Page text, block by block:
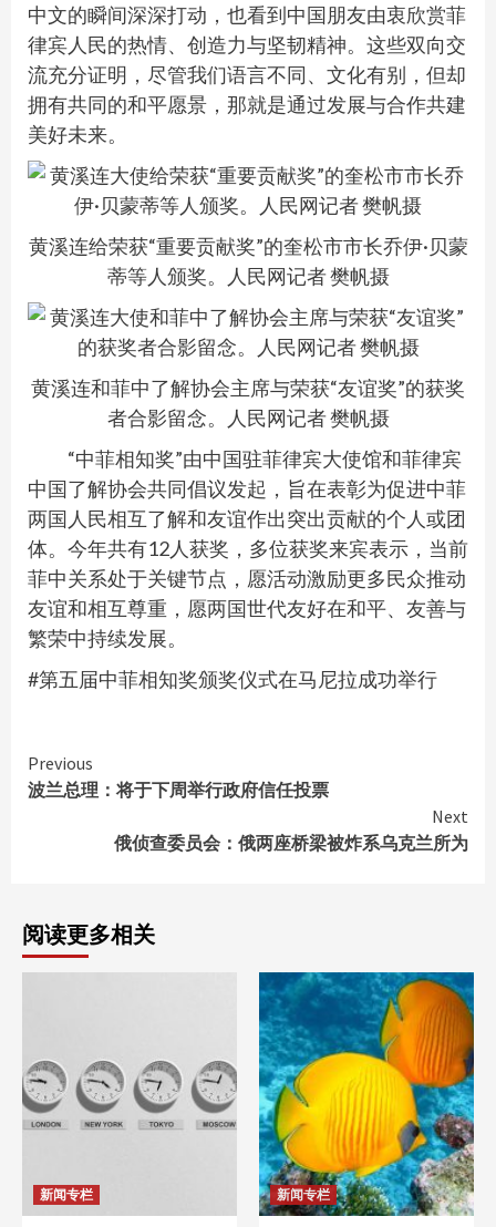
中文的瞬间深深打动，也看到中国朋友由衷欣赏菲
律宾人民的热情、创造力与坚韧精神。这些双向交
流充分证明，尽管我们语言不同、文化有别，但却
拥有共同的和平愿景，那就是通过发展与合作共建
美好未来。
黄溪连给荣获“重要贡献奖”的奎松市市长乔伊·贝蒙
蒂等人颁奖。人民网记者 樊帆摄
黄溪连和菲中了解协会主席与荣获“友谊奖”的获奖
者合影留念。人民网记者 樊帆摄
“中菲相知奖”由中国驻菲律宾大使馆和菲律宾
中国了解协会共同倡议发起，旨在表彰为促进中菲
两国人民相互了解和友谊作出突出贡献的个人或团
体。今年共有12人获奖，多位获奖来宾表示，当前
菲中关系处于关键节点，愿活动激励更多民众推动
友谊和相互尊重，愿两国世代友好在和平、友善与
繁荣中持续发展。
#第五届中菲相知奖颁奖仪式在马尼拉成功举行
Continue
Reading
Previous
波兰总理：将于下周举行政府信任投票
Next
俄侦查委员会：俄两座桥梁被炸系乌克兰所为
阅读更多相关
新闻专栏 新闻专栏